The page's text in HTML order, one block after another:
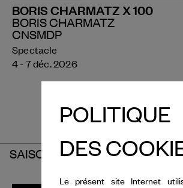
BORIS CHARMATZ X 100
BORIS CHARMATZ
CNSMDP
Spectacle
4 - 7 déc. 2026
SAISON 2025-2026
POLITIQUE
DES
Le présent site Internet